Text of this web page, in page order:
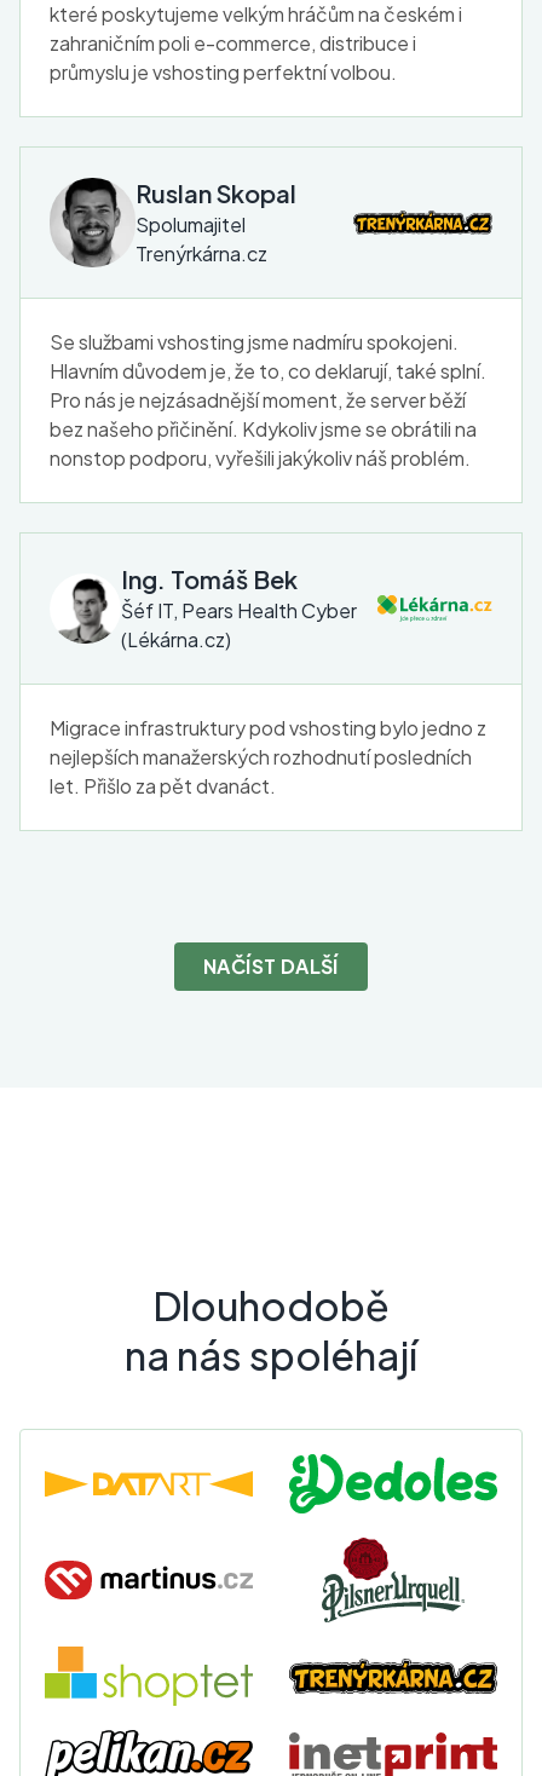
které poskytujeme velkým hráčům na českém i
zahraničním poli e-commerce, distribuce i
průmyslu je vshosting perfektní volbou.
Ruslan Skopal
Spolumajitel
Trenýrkárna.cz
Se službami vshosting jsme nadmíru spokojeni.
Hlavním důvodem je, že to, co deklarují, také splní.
Pro nás je nejzásadnější moment, že server běží
bez našeho přičinění. Kdykoliv jsme se obrátili na
nonstop podporu, vyřešili jakýkoliv náš problém.
Ing. Tomáš Bek
Šéf IT, Pears Health Cyber
(Lékárna.cz)
Migrace infrastruktury pod vshosting bylo jedno z
nejlepších manažerských rozhodnutí posledních
let. Přišlo za pět dvanáct.
NAČÍST DALŠÍ
Dlouhodobě
na nás spoléhají